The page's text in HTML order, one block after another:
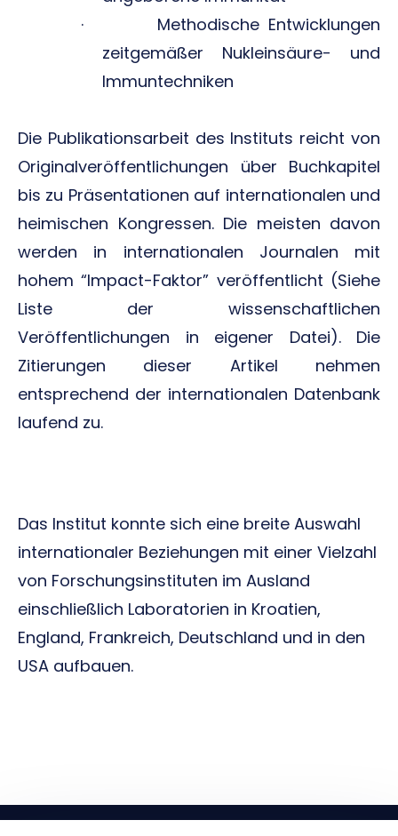
· Methodische Entwicklungen
zeitgemäßer Nukleinsäure- und
Immuntechniken
Die Publikationsarbeit des Instituts reicht von
Originalveröffentlichungen über Buchkapitel
bis zu Präsentationen auf internationalen und
heimischen Kongressen. Die meisten davon
werden in internationalen Journalen mit
hohem “Impact-Faktor” veröffentlicht (Siehe
Liste der wissenschaftlichen
Veröffentlichungen in eigener Datei). Die
Zitierungen dieser Artikel nehmen
entsprechend der internationalen Datenbank
laufend zu.
Das Institut konnte sich eine breite Auswahl
internationaler Beziehungen mit einer Vielzahl
von Forschungsinstituten im Ausland
einschließlich Laboratorien in Kroatien,
England, Frankreich, Deutschland und in den
USA aufbauen.